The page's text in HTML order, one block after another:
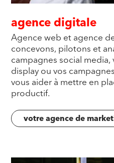
agence digitale
Agence web et agence
concevons, pilotons et
campagnes social media,
display ou vos
vous aider à mettre en
productif.
votre agence de